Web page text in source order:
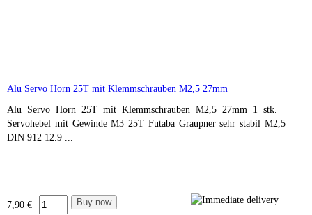
Alu Servo Horn 25T mit Klemmschrauben M2,5 27mm
Alu Servo Horn 25T mit Klemmschrauben M2,5 27mm 1 stk.
Servohebel mit Gewinde M3 25T Futaba Graupner sehr stabil M2,5
DIN 912 12.9 ...
7,90 €